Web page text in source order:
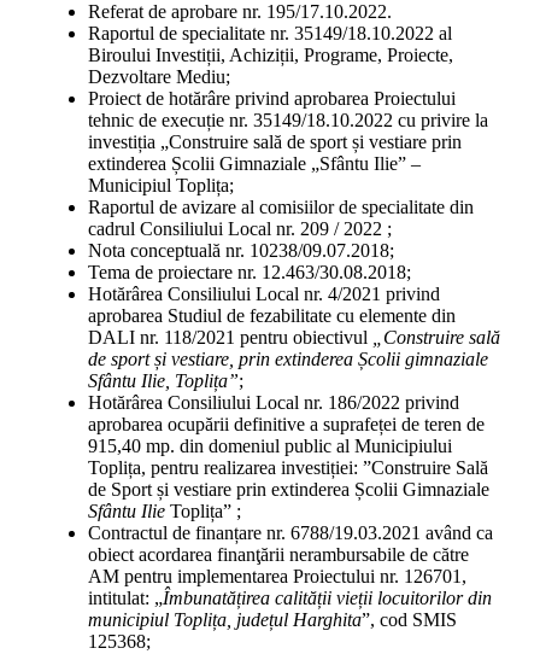
Referat de aprobare nr. 195/17.10.2022.
Raportul de specialitate nr. 35149/18.10.2022 al
Biroului Investiții, Achiziții, Programe, Proiecte,
Dezvoltare Mediu;
Proiect de hotărâre privind aprobarea Proiectului
tehnic de execuție nr. 35149/18.10.2022 cu privire la
investiția „Construire sală de sport și vestiare prin
extinderea Școlii Gimnaziale „Sfântu Ilie” –
Municipiul Toplița;
Raportul de avizare al comisiilor de specialitate din
cadrul Consiliului Local nr. 209 / 2022 ;
Nota conceptuală nr. 10238/09.07.2018;
Tema de proiectare nr. 12.463/30.08.2018;
Hotărârea Consiliului Local nr. 4/2021 privind
aprobarea Studiul de fezabilitate cu elemente din
DALI nr. 118/2021 pentru obiectivul „Construire sală
de sport și vestiare, prin extinderea Școlii gimnaziale
Sfântu Ilie, Toplița”;
Hotărârea Consiliului Local nr. 186/2022 privind
aprobarea ocupării definitive a suprafeței de teren de
915,40 mp. din domeniul public al Municipiului
Toplița, pentru realizarea investiției: ”Construire Sală
de Sport și vestiare prin extinderea Școlii Gimnaziale
Sfântu Ilie Toplița” ;
Contractul de finanțare nr. 6788/19.03.2021 având ca
obiect acordarea finanţării nerambursabile de către
AM pentru implementarea Proiectului nr. 126701,
intitulat: „Îmbunatățirea calității vieții locuitorilor din
municipiul Toplița, județul Harghita”, cod SMIS
125368;